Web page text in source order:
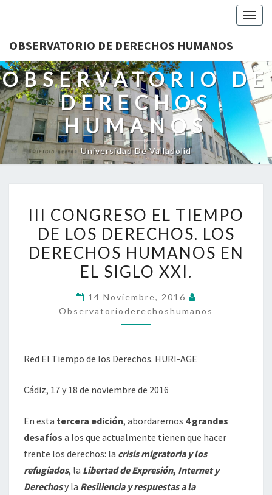
OBSERVATORIO DE DERECHOS HUMANOS
OBSERVATORIO DE
DERECHOS
HUMANOS
Universidad De Valladolid
CONGRESO
EL
TIEMPO
DE
DERECHOS.
LOS
EN
XXI.
III CONGRESO EL TIEMPO
DE LOS DERECHOS. LOS
DERECHOS HUMANOS EN
EL SIGLO XXI.
14 Noviembre, 2016
Observatorioderechoshumanos
Red El Tiempo de los Derechos. HURI-AGE
Cádiz, 17 y 18 de noviembre de 2016
En esta tercera edición, abordaremos 4 grandes
desafíos a los que actualmente tienen que hacer
frente los derechos: la crisis migratoria y los
refugiados, la Libertad de Expresión, Internet y
Derechosy la Resiliencia y respuestas a la